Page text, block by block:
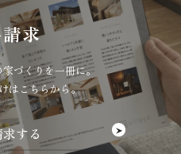
求
づくりを一冊に。
はこちらから。